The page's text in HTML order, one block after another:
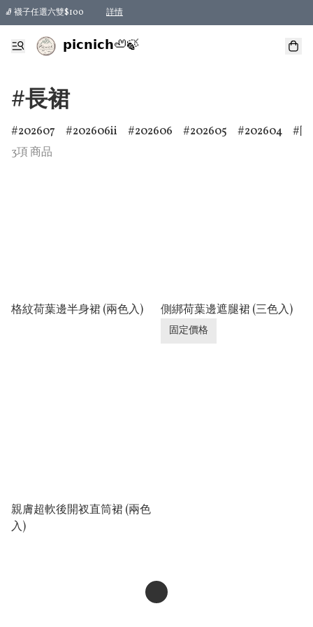
🧦 襪子任選六雙$100 詳情
𝗽𝗶𝗰𝗻𝗶𝗰𝗵🦥🍃
#長裙
202607 202606ii 202606 202605 202604
3項 商品
格紋荷葉邊半身裙 (兩色入) 側綁荷葉邊遮腿裙 (三色入)
固定價格
親膚超軟後開衩直筒裙 (兩色
入)